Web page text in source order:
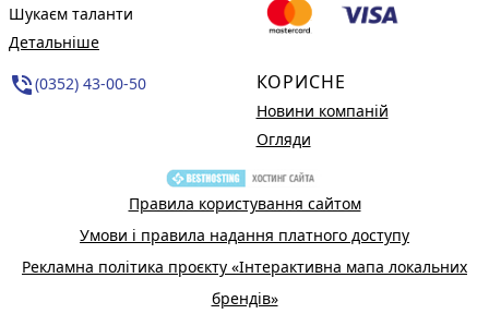
Шукаєм таланти
Детальніше
phone_in_talk(0352) 43-00-50 КОРИСНЕ
Новини компаній
Огляди
Правила користування сайтом
Умови і правила надання платного доступу
Рекламна політика проєкту «Інтерактивна мапа локальних
брендів»